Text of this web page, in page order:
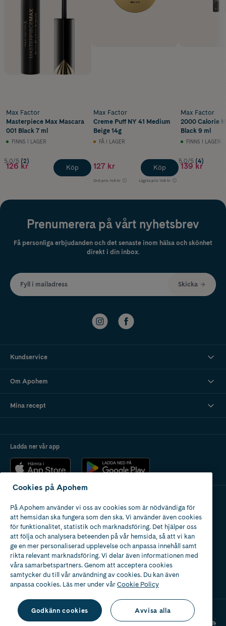
Max Factor
Masterpiece Max Mascara
001 Black 7 ml
FINNS I LAGER
5.0/5 (2)
126 kr Köp
Max Factor
Creme Puff NY 41 Medium
Beige 14g
FÅ I LAGER
127 kr
Ord.pris 149 kr Lägsta pris 148 kr
Köp
Max Factor
2000 Calorie
Black 9 ml
FINNS I LAGER
5.0/5 (4)
139 kr
Prenumerera på vårt nyhetsbrev
Få personliga erbjudanden och det senaste inom hälsa och skönhet
direkt i din inbox.
Fyll i mailadress Skicka
Kundservice
Om Apohem
Mina recept
Ladda ner vår app
Apotek med tillstånd
av Läkemedelsverket
Cookies på Apohem
På Apohem använder vi oss av cookies som är nödvändiga för
att hemsidan ska fungera som den ska. Vi använder även cookies
för funktionalitet, statistik och marknadsföring. Det hjälper oss
att följa och analysera beteenden på vår hemsida, så att vi kan
ge en mer personaliserad upplevelse och anpassa innehåll samt
rikta relevant marknadsföring. Vi delar även informationen med
våra samarbetspartners. Genom att acceptera cookies
samtycker du till vår användning av cookies. Du kan även
anpassa cookies. Läs mer under vårCookie Policy
Godkänn cookies Avvisa alla